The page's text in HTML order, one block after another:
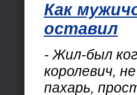
Как
оставил
- Жил-был
королевич,
пахарь,